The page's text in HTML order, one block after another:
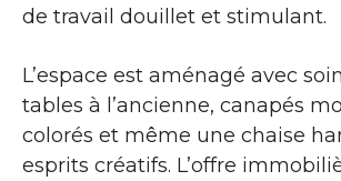
de travail douillet et stimulant.
L’espace est aménagé avec
tables à l’ancienne, canapés
colorés et même une chaise
esprits créatifs. L’offre